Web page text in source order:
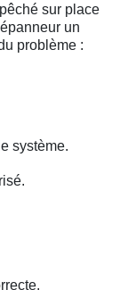
sur place
un
problème :
système.